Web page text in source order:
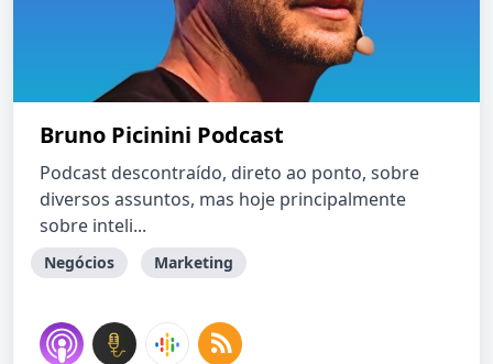
Bruno Picinini Podcast
Podcast descontraído, direto ao ponto, sobre
diversos assuntos, mas hoje principalmente
sobre inteli...
Negócios Marketing